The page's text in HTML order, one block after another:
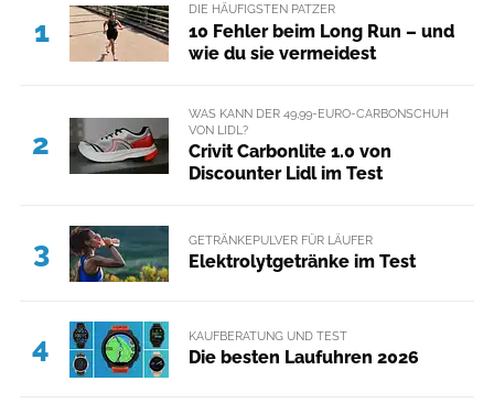
1
DIE HÄUFIGSTEN PATZER
10 Fehler beim Long Run – und
wie du sie vermeidest
2
WAS KANN DER 49,99-EURO-CARBONSCHUH
VON LIDL?
Crivit Carbonlite 1.0 von
Discounter Lidl im Test
3 GETRÄNKEPULVER FÜR LÄUFER
Elektrolytgetränke im Test
4 KAUFBERATUNG UND TEST
Die besten Laufuhren 2026